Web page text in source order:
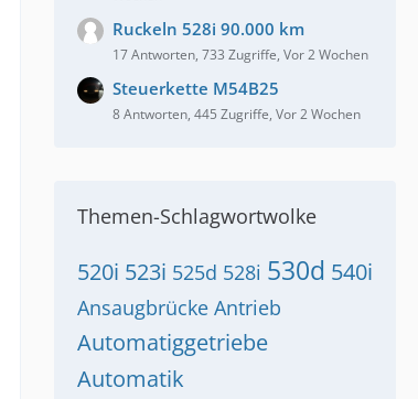
Ruckeln 528i 90.000 km
17 Antworten, 733 Zugriffe, Vor 2 Wochen
Steuerkette M54B25
8 Antworten, 445 Zugriffe, Vor 2 Wochen
Themen-Schlagwortwolke
520i 523i 525d 528i 530d 540i
Ansaugbrücke Antrieb
Automatiggetriebe
Automatik